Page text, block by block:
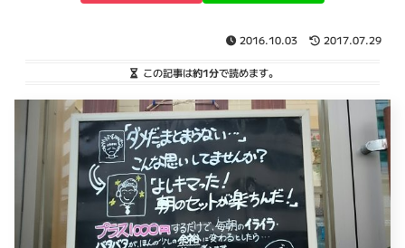
2016.10.03 2017.07.29
この記事は約1分で読めます。